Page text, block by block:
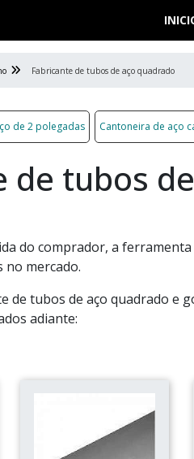
Fabricante de tubos de aço quadrado
de 2 polegadas Cantoneira de aço
de tubos
do comprador, a
no mercado.
de tubos de aço quadrado e
adiante: